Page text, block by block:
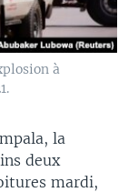
à
la
deux
mardi,